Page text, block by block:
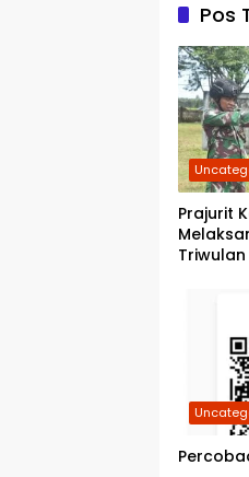
Pos
Prajurit
Triwulan